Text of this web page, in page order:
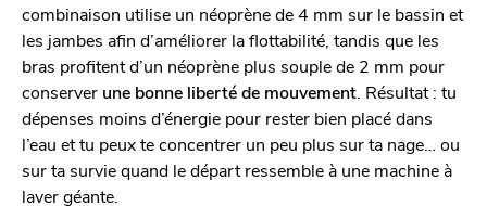
combinaison utilise un néoprène de 4 mm sur le bassin et
les jambes afin d’améliorer la flottabilité, tandis que les
bras profitent d’un néoprène plus souple de 2 mm pour
conserver une bonne liberté de mouvement . Résultat : tu
dépenses moins d’énergie pour rester bien placé dans
l’eau et tu peux te concentrer un peu plus sur ta nage… ou
sur ta survie quand le départ ressemble à une machine à
laver géante.